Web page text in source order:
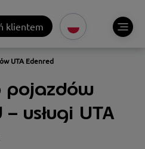
klientem
UTA Edenred
pojazdów
usługi UTA